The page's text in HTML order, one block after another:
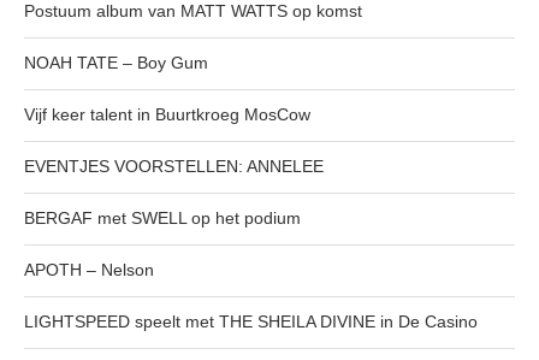
Postuum album van MATT WATTS op komst
NOAH TATE – Boy Gum
Vijf keer talent in Buurtkroeg MosCow
EVENTJES VOORSTELLEN: ANNELEE
BERGAF met SWELL op het podium
APOTH – Nelson
LIGHTSPEED speelt met THE SHEILA DIVINE in De Casino